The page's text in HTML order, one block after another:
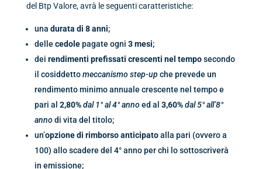
del Btp Valore, avrà le seguenti caratteristiche:
una durata di 8 anni;
delle cedolepagate ogni 3 mesi;
dei rendimenti prefissati crescenti nel temposecondo
il cosiddettomeccanismo step-up che prevede un
rendimento minimo annuale crescente nel tempo e
pari al 2,80%dal 1° al 4° annoed al 3,60% dal 5° all’8°
annodi vita del titolo;
un’opzione di rimborso anticipatoalla pari (ovvero a
100) allo scadere del 4° anno per chi lo sottoscriverà
in emissione;